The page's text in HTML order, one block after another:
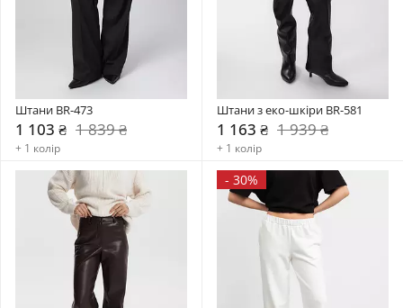
Штани BR-473
1 103 ₴ 1 839 ₴
+ 1 колір
Штани з еко-шкіри BR-581
1 163 ₴ 1 939 ₴
+ 1 колір
- 30%